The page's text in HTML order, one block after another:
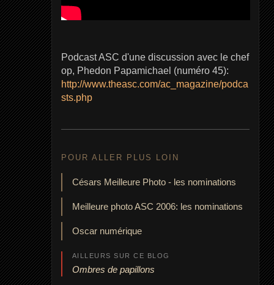
Podcast ASC d'une discussion avec le chef
op, Phedon Papamichael (numéro 45):
http://www.theasc.com/ac_magazine/podca
sts.php
POUR ALLER PLUS LOIN
Césars Meilleure Photo - les nominations
Meilleure photo ASC 2006: les nominations
Oscar numérique
AILLEURS SUR CE BLOG
Ombres de papillons